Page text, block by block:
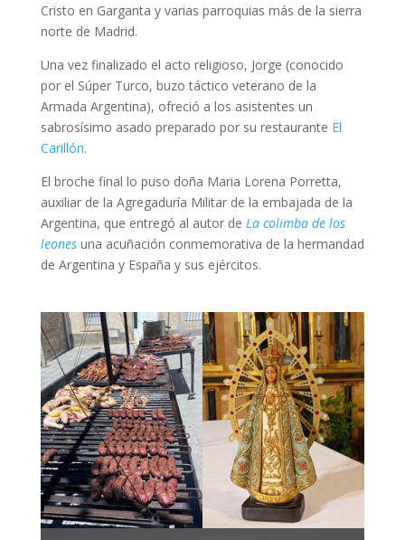
Cristo en Garganta y varias parroquias más de la sierra
norte de Madrid.
Una vez finalizado el acto religioso, Jorge (conocido
por el Súper Turco, buzo táctico veterano de la
Armada Argentina), ofreció a los asistentes un
sabrosísimo asado preparado por su restaurante El
Carillón.
El broche final lo puso doña Maria Lorena Porretta,
auxiliar de la Agregaduría Militar de la embajada de la
Argentina, que entregó al autor de La colimba de los
leones una acuñación conmemorativa de la hermandad
de Argentina y España y sus ejércitos.